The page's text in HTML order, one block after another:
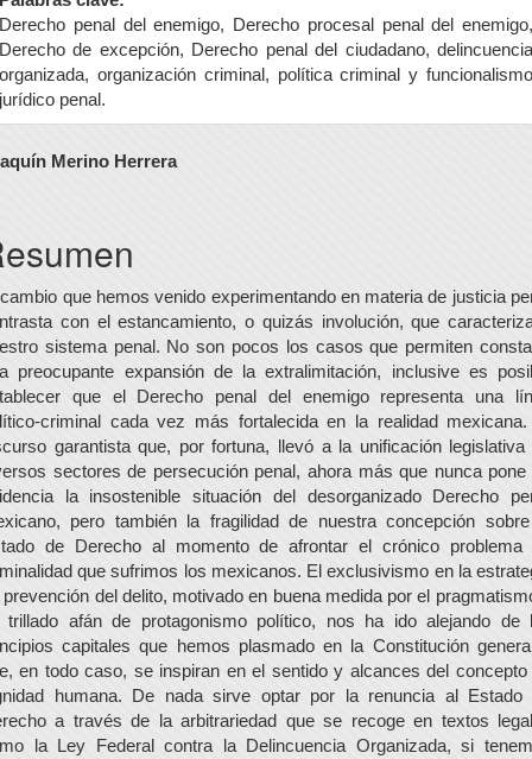
Derecho penal del enemigo, Derecho procesal penal del enemigo,
Derecho de excepción, Derecho penal del ciudadano, delincuencia
organizada, organización criminal, política criminal y funcionalismo
jurídico penal.
Merino Herrera
que hemos venido experimentando en materia de justicia
con el estancamiento, o quizás involución, que
sistema penal. No son pocos los casos que permiten
preocupante expansión de la extralimitación, inclusive es
que el Derecho penal del enemigo representa una
criminal cada vez más fortalecida en la realidad
garantista que, por fortuna, llevó a la unificación legislativa
sectores de persecución penal, ahora más que nunca pone
la insostenible situación del desorganizado Derecho
pero también la fragilidad de nuestra concepción
de Derecho al momento de afrontar el crónico problema
que sufrimos los mexicanos. El exclusivismo en la
prevención del delito, motivado en buena medida por el
trillado afán de protagonismo político, nos ha ido alejando de
capitales que hemos plasmado en la Constitución
en todo caso, se inspiran en el sentido y alcances del concepto
humana. De nada sirve optar por la renuncia al Estado
a través de la arbitrariedad que se recoge en textos
la Ley Federal contra la Delincuencia Organizada, si